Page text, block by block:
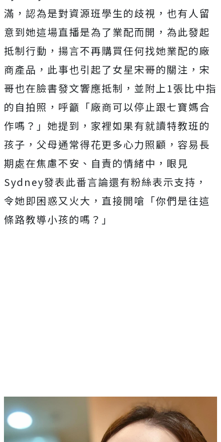
滿，認為是對資源班學生的歧視， 也有人留
意到她這場直播是為了業配而開，為此發起
抵制行動，揚言不再購買任何找她業配的廠
商產品， 此事也引起了女星宋哥的關注， 宋
哥也在臉書發文響應抵制，並附上1張比中指
的自拍照，呼籲「廠商可以停止跟七寶媽合
作嗎？」 她提到，家裡如果有就讀特教班的
孩子，父母通常得花更多心力照顧，容易長
期處在焦慮不安、自責的情緒中，眼見
Sydney發表此番言論還有粉絲表示支持，
令她即困惑又火大，直接開嗆「你們是往這
條路教導小孩的嗎？」